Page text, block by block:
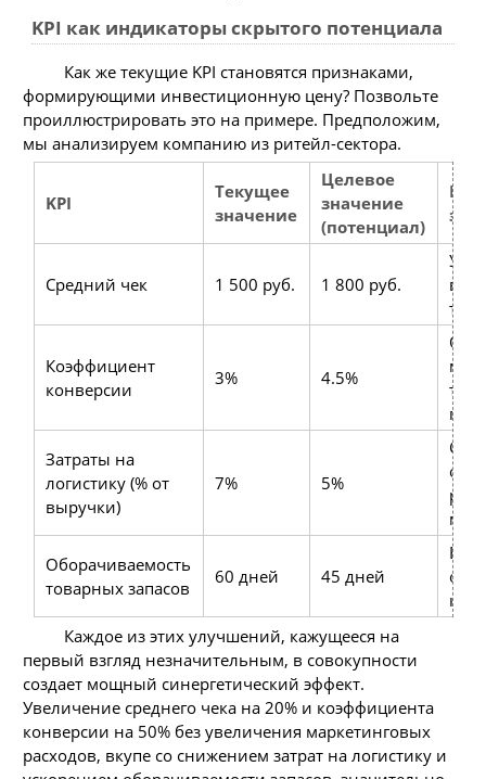
KPI как индикаторы скрытого потенциала
Как же текущие KPI становятся признаками,
формирующими инвестиционную цену? Позвольте
проиллюстрировать это на примере. Предположим,
мы анализируем компанию из ритейл-сектора.
KPI
Текущее
значение
Целевое
значение
(потенциал)
Средний чек 1 500 руб. 1 800 руб.
Коэффициент
конверсии
3% 4.5%
Затраты на
логистику (% от
выручки)
7% 5%
Оборачиваемость
товарных запасов
60 дней 45 дней
Каждое из этих улучшений, кажущееся на
первый взгляд незначительным, в совокупности
создает мощный синергетический эффект.
Увеличение среднего чека на 20% и коэффициента
конверсии на 50% без увеличения маркетинговых
расходов, вкупе со снижением затрат на логистику и